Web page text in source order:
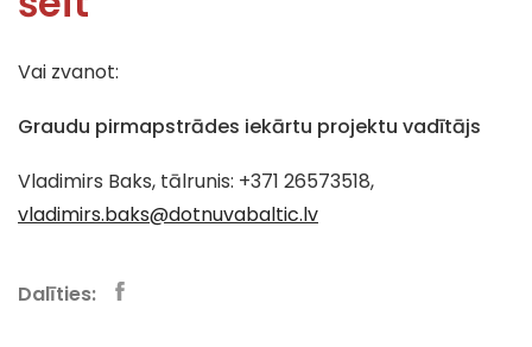
Vai zvanot:
Graudu pirmapstrādes iekārtu projektu vadītājs
Vladimirs Baks, tālrunis: +371 26573518,
vladimirs.baks@dotnuvabaltic.lv
Dalīties: